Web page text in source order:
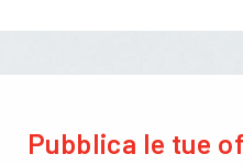
Pubblica le tue